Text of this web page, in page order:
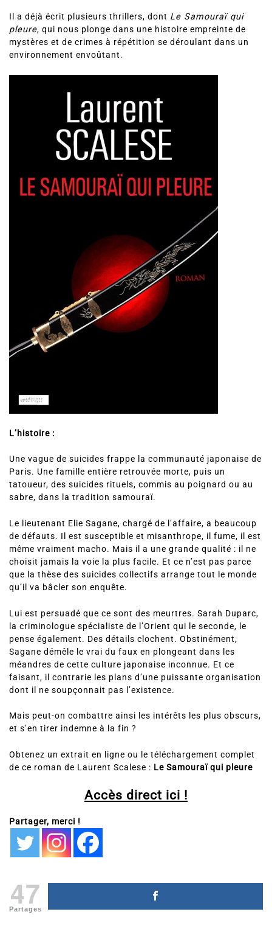
Il a déjà écrit plusieurs thrillers, dont Le Samouraï qui
pleure, qui nous plonge dans une histoire empreinte de
mystères et de crimes à répétition se déroulant dans un
environnement envoûtant.
L’histoire :
Une vague de suicides frappe la communauté japonaise de
Paris. Une famille entière retrouvée morte, puis un
tatoueur, des suicides rituels, commis au poignard ou au
sabre, dans la tradition samouraï.
Le lieutenant Elie Sagane, chargé de l’affaire, a beaucoup
de défauts. Il est susceptible et misanthrope, il fume, il est
même vraiment macho. Mais il a une grande qualité : il ne
choisit jamais la voie la plus facile. Et ce n’est pas parce
que la thèse des suicides collectifs arrange tout le monde
qu’il va bâcler son enquête.
Lui est persuadé que ce sont des meurtres. Sarah Duparc,
la criminologue spécialiste de l’Orient qui le seconde, le
pense également. Des détails clochent. Obstinément,
Sagane démêle le vrai du faux en plongeant dans les
méandres de cette culture japonaise inconnue. Et ce
faisant, il contrarie les plans d’une puissante organisation
dont il ne soupçonnait pas l’existence.
Mais peut-on combattre ainsi les intérêts les plus obscurs,
et s’en tirer indemne à la fin ?
Obtenez un extrait en ligne ou le téléchargement complet
de ce roman de Laurent Scalese : Le Samouraï qui pleure
Accès direct ici !
Partager, merci !
47
Partages